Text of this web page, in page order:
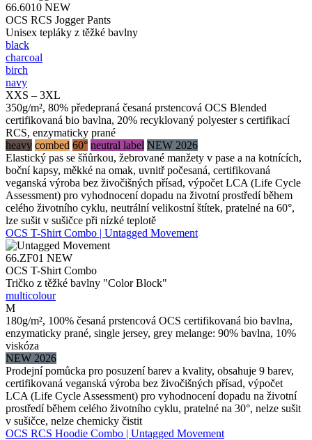
66.6010 NEW
OCS RCS Jogger Pants
Unisex tepláky z těžké bavlny
black
charcoal
birch
navy
XXS – 3XL
350g/m², 80% předepraná česaná prstencová OCS Blended
certifikovaná bio bavlna, 20% recyklovaný polyester s certifikací
RCS, enzymaticky prané
heavy combed 60° neutral label NEW 2026
Elastický pas se šňůrkou, žebrované manžety v pase a na kotnících,
boční kapsy, měkké na omak, uvnitř počesaná, certifikovaná
veganská výroba bez živočišných přísad, výpočet LCA (Life Cycle
Assessment) pro vyhodnocení dopadu na životní prostředí během
celého životního cyklu, neutrální velikostní štítek, pratelné na 60°,
lze sušit v sušičce při nízké teplotě
OCS T-Shirt Combo | Untagged Movement
66.ZF01 NEW
OCS T-Shirt Combo
Tričko z těžké bavlny "Color Block"
multicolour
M
180g/m², 100% česaná prstencová OCS certifikovaná bio bavlna,
enzymaticky prané, single jersey, grey melange: 90% bavlna, 10%
viskóza
NEW 2026
Prodejní pomůcka pro posuzení barev a kvality, obsahuje 9 barev,
certifikovaná veganská výroba bez živočišných přísad, výpočet
LCA (Life Cycle Assessment) pro vyhodnocení dopadu na životní
prostředí během celého životního cyklu, pratelné na 30°, nelze sušit
v sušičce, nelze chemicky čistit
OCS RCS Hoodie Combo | Untagged Movement